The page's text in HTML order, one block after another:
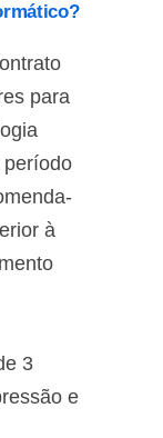
para
período
à
3
e